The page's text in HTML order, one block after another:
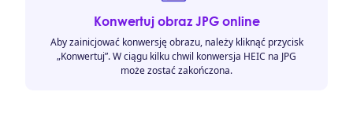
Konwertuj obraz JPG online
Aby zainicjować konwersję obrazu, należy kliknąć przycisk
„Konwertuj”. W ciągu kilku chwil konwersja HEIC na JPG
może zostać zakończona.